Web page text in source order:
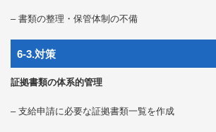
– 書類の整理・保管体制の不備
6-3.対策
証拠書類の体系的管理
– 支給申請に必要な証拠書類一覧を作成